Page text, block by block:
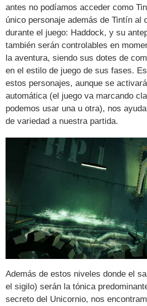
antes no podíamos acceder como
único personaje además de Tintín al
durante el juego: Haddock, y su
también serán controlables en
la aventura, siendo sus dotes de
en el estilo de juego de sus fases.
estos personajes, aunque se
automática (el juego va marcando
podemos usar una u otra), nos
de variedad a nuestra partida.
Además de estos niveles donde el
el sigilo) serán la tónica
secreto del Unicornio, nos